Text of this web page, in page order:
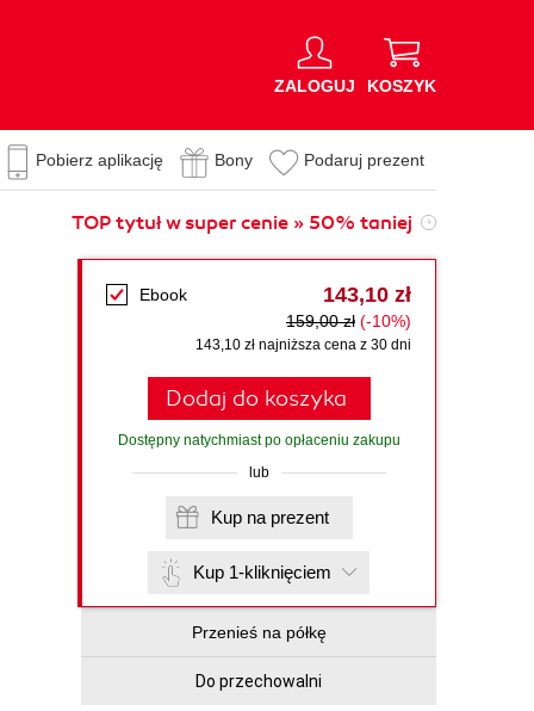
ZALOGUJ KOSZYK
Pobierz aplikację Bony Podaruj prezent
TOP tytuł w super cenie » 50% taniej
Ebook 143,10 zł
159,00 zł (-10%)
143,10 zł najniższa cena z 30 dni
Dodaj do koszyka
Dostępny natychmiast po opłaceniu zakupu
lub
Kup na prezent
Kup 1-kliknięciem
Przenieś na półkę
Do przechowalni